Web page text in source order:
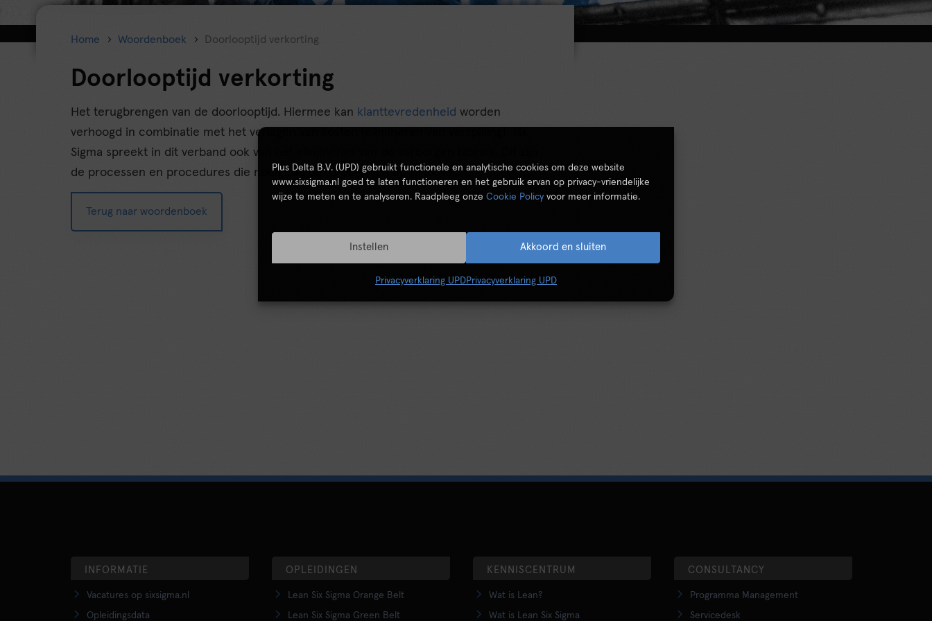
Plus Delta B.V. (UPD) gebruikt functionele en analytische cookies om deze website
www.sixsigma.nl goed te laten functioneren en het gebruik ervan op privacy-vriendelijke
wijze te meten en te analyseren. Raadpleeg onze Cookie Policy voor meer informatie.
Akkoord en sluiten
Instellen
Privacyverklaring UPDPrivacyverklaring UPD
Home Woordenboek Doorlooptijd verkorting
Doorlooptijd verkorting
Het terugbrengen van de doorlooptijd. Hiermee kan klanttevredenheid worden
verhoogd in combinatie met het verlagen van kosten (elimineren van verspilling). Six
Sigma spreekt in dit verband ook van het elimineren van de verborgen fabriek. Dit zijn
de processen en procedures die nodig zijn om problemen op te lossen.
Terug naar woordenboek
INFORMATIE
Vacatures op sixsigma.nl
Opleidingsdata
OPLEIDINGEN
Lean Six Sigma Orange Belt
Lean Six Sigma Green Belt
KENNISCENTRUM
Wat is Lean?
Wat is Lean Six Sigma
CONSULTANCY
Programma Management
Servicedesk